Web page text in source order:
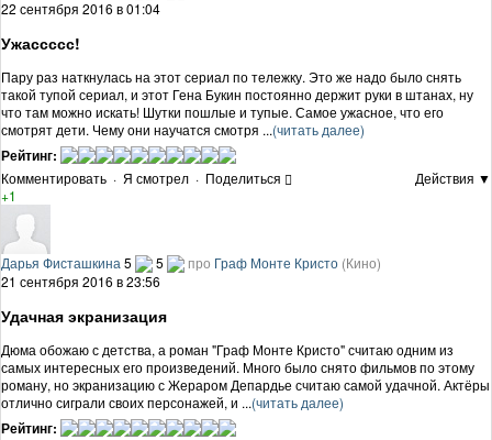
22 сентября 2016 в 01:04
Ужассссс!
Пару раз наткнулась на этот сериал по тележку. Это же надо было снять
такой тупой сериал, и этот Гена Букин постоянно держит руки в штанах, ну
что там можно искать! Шутки пошлые и тупые. Самое ужасное, что его
смотрят дети. Чему они научатся смотря ...(читать далее)
Рейтинг:
Комментировать · Я смотрел · Поделиться
Действия ▼
+1
Дарья Фисташкина 5 5 про Граф Монте Кристо (Кино)
21 сентября 2016 в 23:56
Удачная экранизация
Дюма обожаю с детства, а роман "Граф Монте Кристо" считаю одним из
самых интересных его произведений. Много было снято фильмов по этому
роману, но экранизацию с Жераром Депардье считаю самой удачной. Актёры
отлично сиграли своих персонажей, и ...(читать далее)
Рейтинг: